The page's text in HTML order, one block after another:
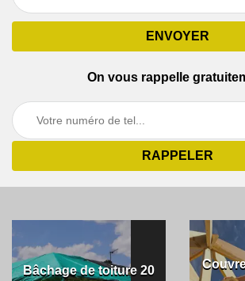
On vous rappelle
Bâchage de toiture 20